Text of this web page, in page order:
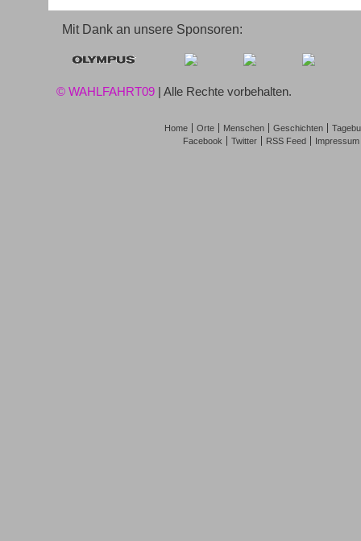
Mit Dank an unsere Sponsoren:
© WAHLFAHRT09 | Alle Rechte vorbehalten.
Home Orte Menschen Geschichten
Facebook
Twitter RSS Feed Impressum